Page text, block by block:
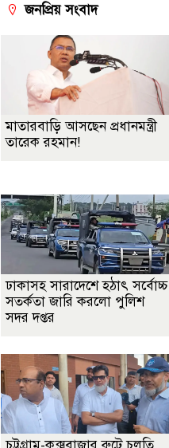
জনপ্রিয় সংবাদ
মাতারবাড়ি আসছেন প্রধানমন্ত্রী
তারেক রহমান!
ঢাকাসহ সারাদেশে হঠাৎ সর্বোচ্চ
সতর্কতা জা‌রি করলো পুলিশ
সদর দপ্তর